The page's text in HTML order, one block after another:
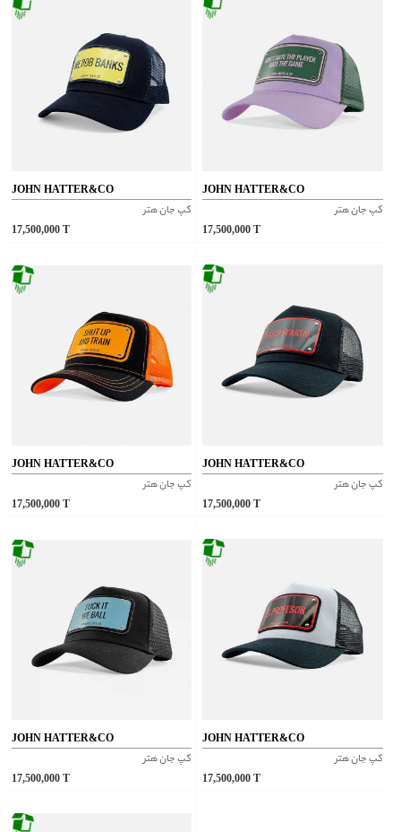
JOHN HATTER&CO
کپ جان هتر
17,500,000
JOHN HATTER&CO
کپ جان هتر
17,500,000
JOHN HATTER&CO
کپ جان هتر
17,500,000
JOHN HATTER&CO
کپ جان هتر
17,500,000
JOHN HATTER&CO
کپ جان هتر
17,500,000
JOHN HATTER&CO
کپ جان هتر
17,500,000